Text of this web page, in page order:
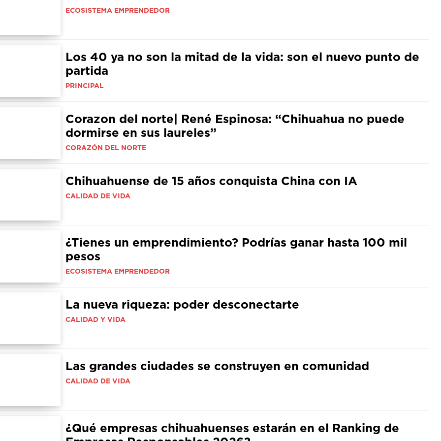
ECOSISTEMA EMPRENDEDOR
Los 40 ya no son la mitad de la vida: son el nuevo punto de
partida
PRINCIPAL
Corazon del norte| René Espinosa: “Chihuahua no puede
dormirse en sus laureles”
CORAZÓN DEL NORTE
Chihuahuense de 15 años conquista China con IA
CALIDAD DE VIDA
¿Tienes un emprendimiento? Podrías ganar hasta 100 mil
pesos
ECOSISTEMA EMPRENDEDOR
La nueva riqueza: poder desconectarte
CALIDAD Y VIDA
Las grandes ciudades se construyen en comunidad
CALIDAD DE VIDA
¿Qué empresas chihuahuenses estarán en el Ranking de